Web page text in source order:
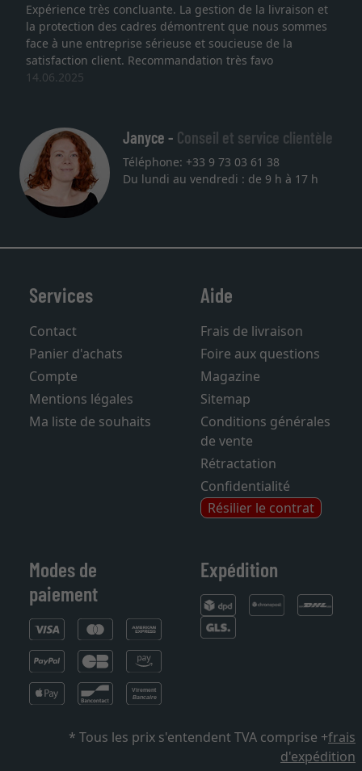
Expérience très concluante. La gestion de la livraison et
la protection des cadres démontrent que nous sommes
face à une entreprise sérieuse et soucieuse de la
satisfaction client. Recommandation très favo
14.06.2025
Janyce - Conseil et service clientèle
Téléphone: +33 9 73 03 61 38
Du lundi au vendredi : de 9 h à 17 h
Services
Contact
Panier d'achats
Compte
Mentions légales
Ma liste de souhaits
Aide
Frais de livraison
Foire aux questions
Magazine
Sitemap
Conditions générales
de vente
Rétractation
Confidentialité
Résilier le contrat
Modes de
paiement
Expédition
* Tous les prix s'entendent TVA comprise +frais
d'expédition